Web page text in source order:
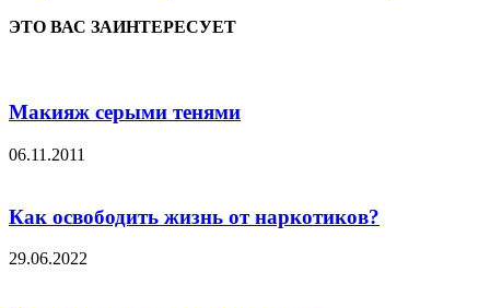
ЭТО ВАС ЗАИНТЕРЕСУЕТ
Макияж серыми тенями
06.11.2011
Как освободить жизнь от наркотиков?
29.06.2022